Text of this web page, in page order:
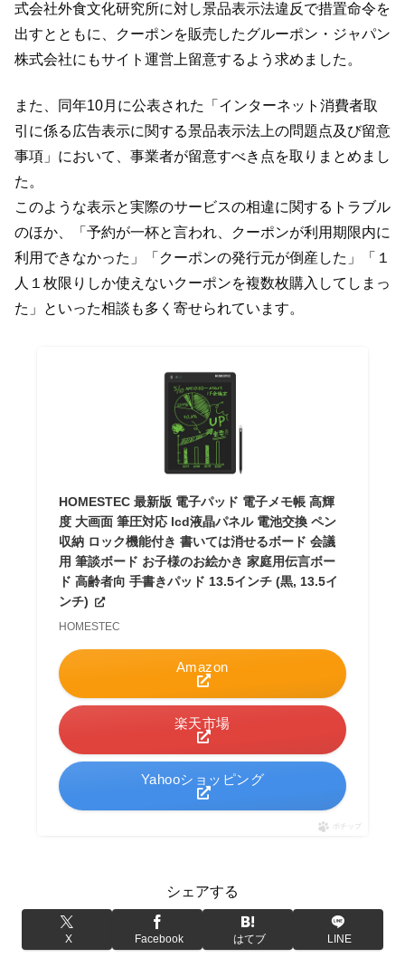
式会社外食文化研究所に対し景品表示法違反で措置命令を
出すとともに、クーポンを販売したグルーポン・ジャパン
株式会社にもサイト運営上留意するよう求めました。
また、同年10月に公表された「インターネット消費者取
引に係る広告表示に関する景品表示法上の問題点及び留意
事項」において、事業者が留意すべき点を取りまとめまし
た。
このような表示と実際のサービスの相違に関するトラブル
のほか、「予約が一杯と言われ、クーポンが利用期限内に
利用できなかった」「クーポンの発行元が倒産した」「１
人１枚限りしか使えないクーポンを複数枚購入してしまっ
た」といった相談も多く寄せられています。
HOMESTEC 最新版 電子パッド 電子メモ帳 高輝
度 大画面 筆圧対応 lcd液晶パネル 電池交換 ペン
収納 ロック機能付き 書いては消せるボード 会議
用 筆談ボード お子様のお絵かき 家庭用伝言ボー
ド 高齢者向 手書きパッド 13.5インチ (黒, 13.5イ
ンチ)
HOMESTEC
Amazon
楽天市場
Yahooショッピング
ポチップ
シェアする
X Facebook はてブ LINE